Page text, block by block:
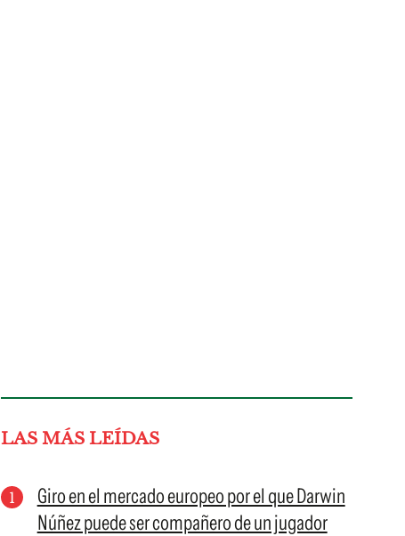
LAS MÁS LEÍDAS
Giro en el mercado europeo por el que Darwin
Núñez puede ser compañero de un jugador